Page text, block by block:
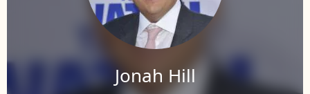
Jonah Hill